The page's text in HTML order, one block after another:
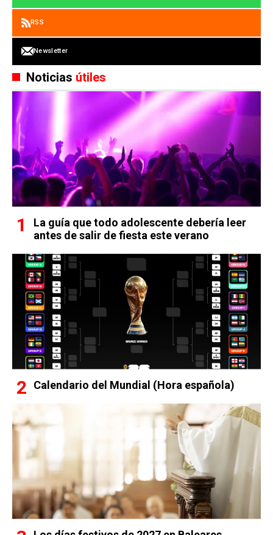
RSS
Newsletter
Noticias útiles
La guía que todo adolescente debería leer
antes de salir de fiesta este verano
Calendario del Mundial (Hora española)